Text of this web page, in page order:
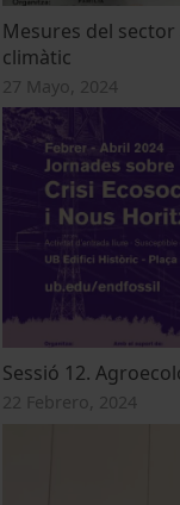
Mesures del
climàtic
27 Mayo, 2024
Sessió 12.
22 Febrero, 2024